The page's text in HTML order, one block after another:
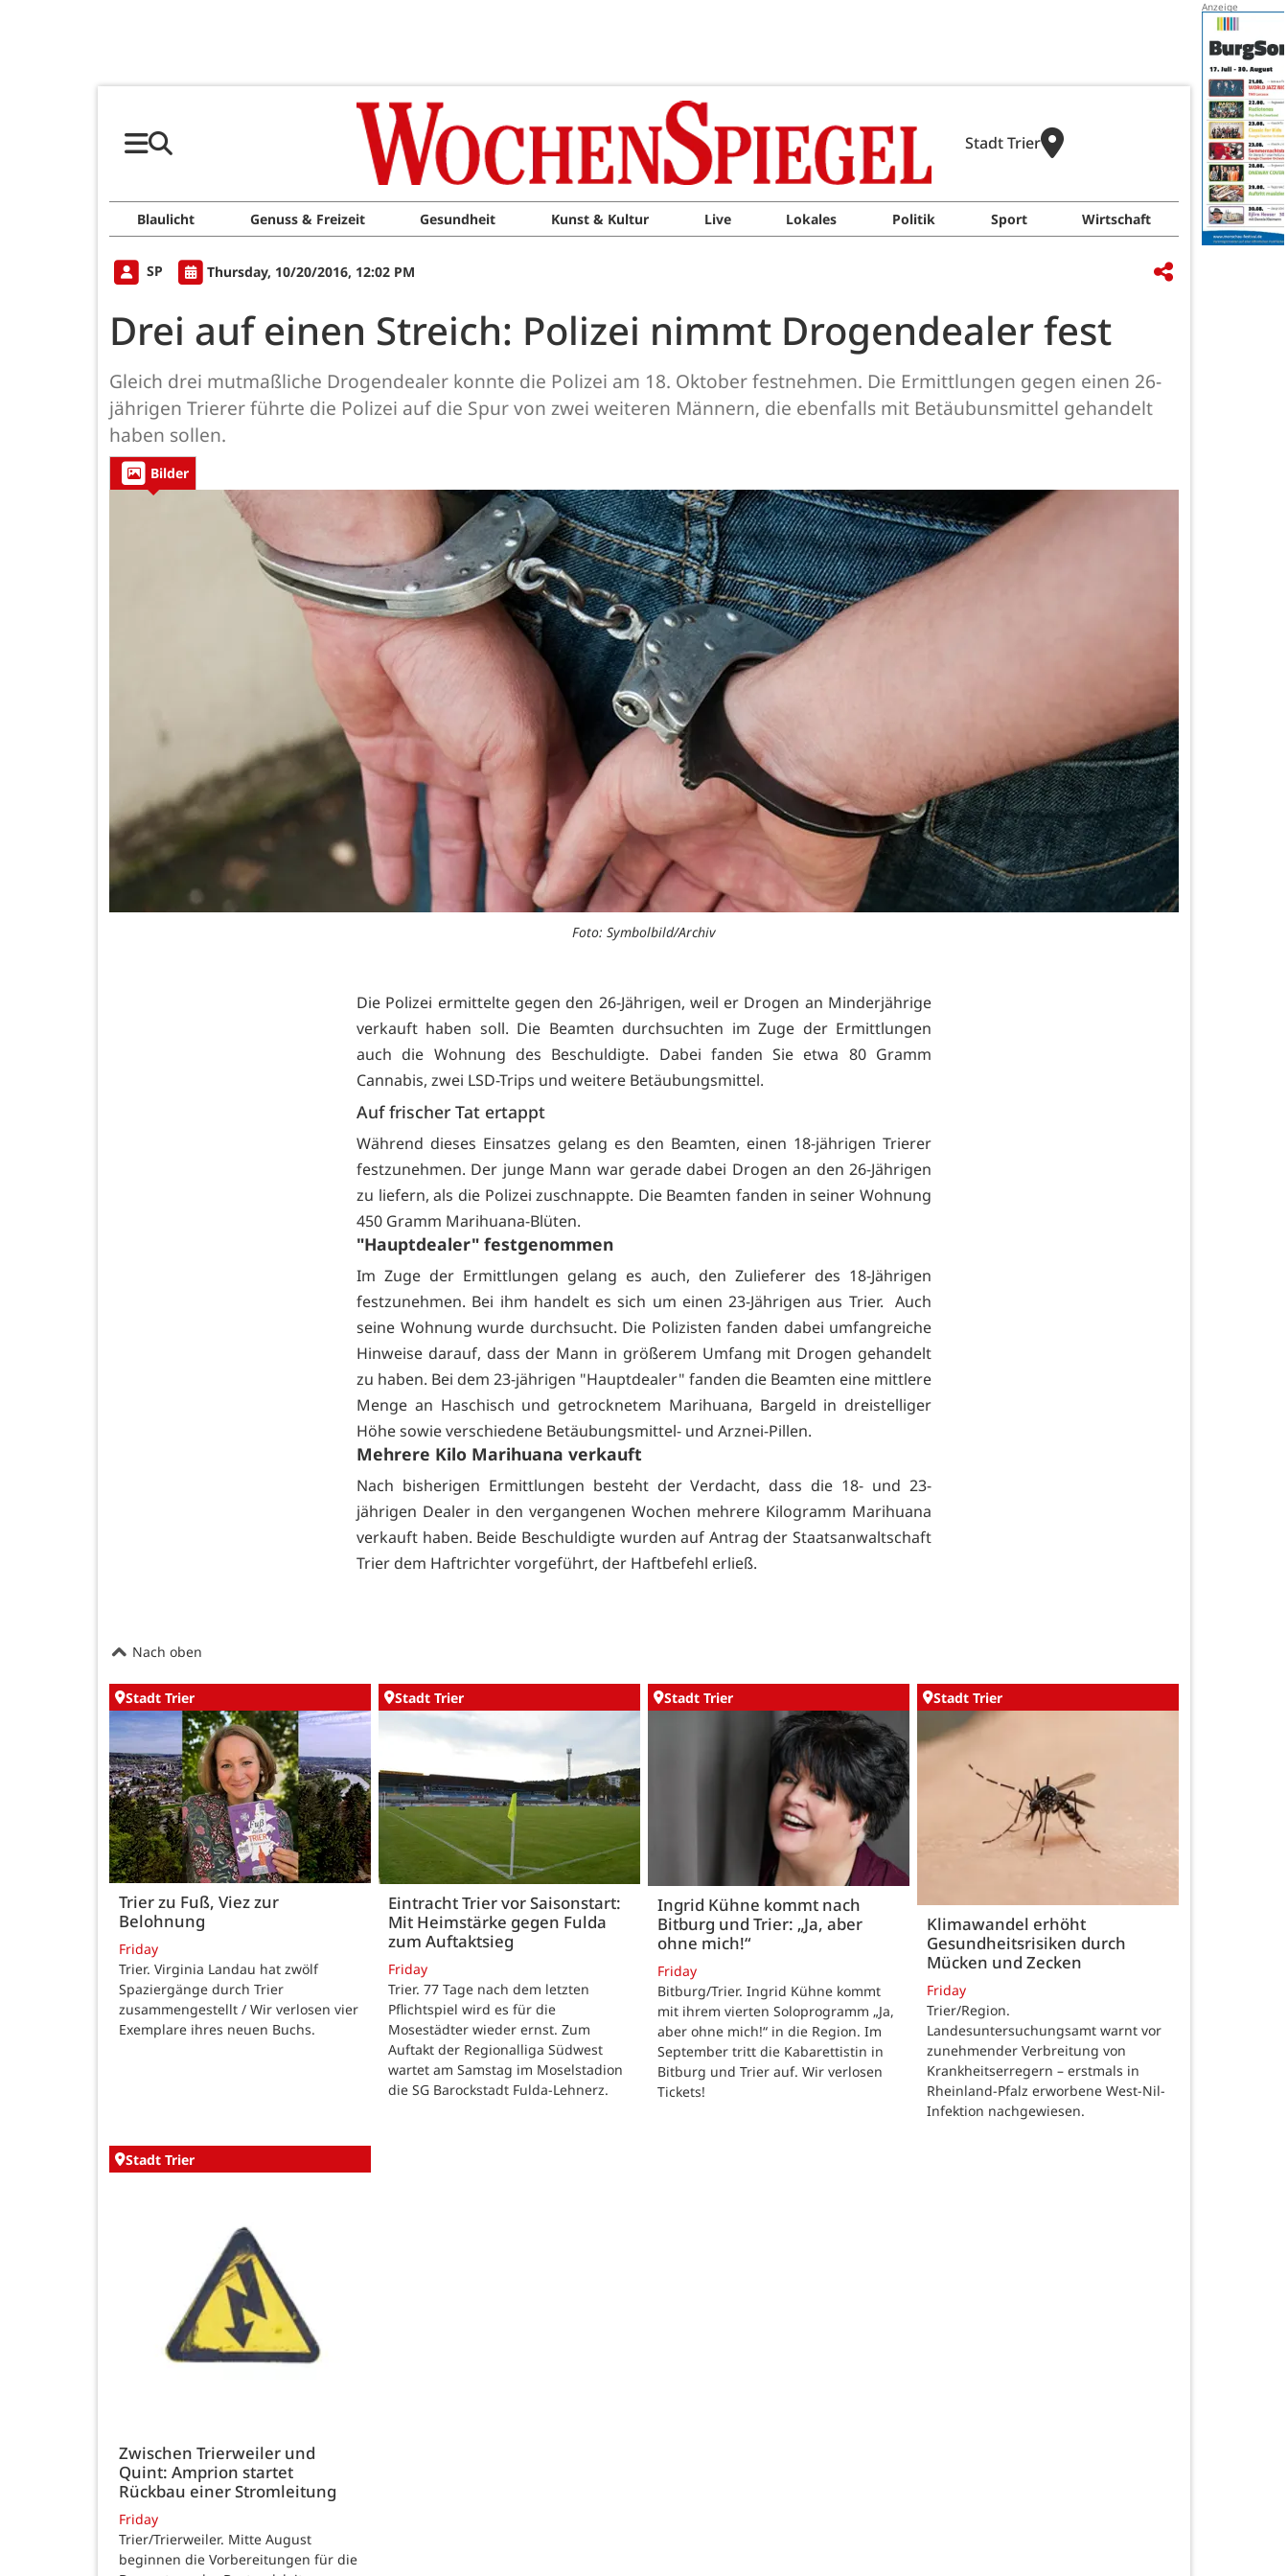
Stadt Trier
Blaulicht Genuss & Freizeit Gesundheit Kunst & Kultur Live Lokales Politik Sport Wirtschaft
SP Thursday, 10/20/2016, 12:02 PM
Drei auf einen Streich: Polizei nimmt Drogendealer fest
Gleich drei mutmaßliche Drogendealer konnte die Polizei am 18. Oktober festnehmen. Die Ermittlungen gegen einen 26-
jährigen Trierer führte die Polizei auf die Spur von zwei weiteren Männern, die ebenfalls mit Betäubunsmittel gehandelt
haben sollen.
Bilder
Foto: Symbolbild/Archiv
Die Polizei ermittelte gegen den 26-Jährigen, weil er Drogen an Minderjährige
verkauft haben soll. Die Beamten durchsuchten im Zuge der Ermittlungen
auch die Wohnung des Beschuldigte. Dabei fanden Sie etwa 80 Gramm
Cannabis, zwei LSD-Trips und weitere Betäubungsmittel.
Auf frischer Tat ertappt
Während dieses Einsatzes gelang es den Beamten, einen 18-jährigen Trierer
festzunehmen. Der junge Mann war gerade dabei Drogen an den 26-Jährigen
zu liefern, als die Polizei zuschnappte. Die Beamten fanden in seiner Wohnung
450 Gramm Marihuana-Blüten.
"Hauptdealer" festgenommen
Im Zuge der Ermittlungen gelang es auch, den Zulieferer des 18-Jährigen
festzunehmen. Bei ihm handelt es sich um einen 23-Jährigen aus Trier. Auch
seine Wohnung wurde durchsucht. Die Polizisten fanden dabei umfangreiche
Hinweise darauf, dass der Mann in größerem Umfang mit Drogen gehandelt
zu haben. Bei dem 23-jährigen "Hauptdealer" fanden die Beamten eine mittlere
Menge an Haschisch und getrocknetem Marihuana, Bargeld in dreistelliger
Höhe sowie verschiedene Betäubungsmittel- und Arznei-Pillen.
Mehrere Kilo Marihuana verkauft
Nach bisherigen Ermittlungen besteht der Verdacht, dass die 18- und 23-
jährigen Dealer in den vergangenen Wochen mehrere Kilogramm Marihuana
verkauft haben. Beide Beschuldigte wurden auf Antrag der Staatsanwaltschaft
Trier dem Haftrichter vorgeführt, der Haftbefehl erließ.
Nach oben
Stadt Trier
Trier zu Fuß, Viez zur
Belohnung
Friday
Trier. Virginia Landau hat zwölf
Spaziergänge durch Trier
zusammengestellt / Wir verlosen vier
Exemplare ihres neuen Buchs.
Stadt Trier
Eintracht Trier vor Saisonstart:
Mit Heimstärke gegen Fulda
zum Auftaktsieg
Friday
Trier. 77 Tage nach dem letzten
Pflichtspiel wird es für die
Mosestädter wieder ernst. Zum
Auftakt der Regionalliga Südwest
wartet am Samstag im Moselstadion
die SG Barockstadt Fulda-Lehnerz.
Stadt Trier
Ingrid Kühne kommt nach
Bitburg und Trier: „Ja, aber
ohne mich!“
Friday
Bitburg/Trier. Ingrid Kühne kommt
mit ihrem vierten Soloprogramm „Ja,
aber ohne mich!“ in die Region. Im
September tritt die Kabarettistin in
Bitburg und Trier auf. Wir verlosen
Tickets!
Stadt Trier
Klimawandel erhöht
Gesundheitsrisiken durch
Mücken und Zecken
Friday
Trier/Region.
Landesuntersuchungsamt warnt vor
zunehmender Verbreitung von
Krankheitserregern – erstmals in
Rheinland-Pfalz erworbene West-Nil-
Infektion nachgewiesen.
Stadt Trier
Zwischen Trierweiler und
Quint: Amprion startet
Rückbau einer Stromleitung
Friday
Trier/Trierweiler. Mitte August
beginnen die Vorbereitungen für die